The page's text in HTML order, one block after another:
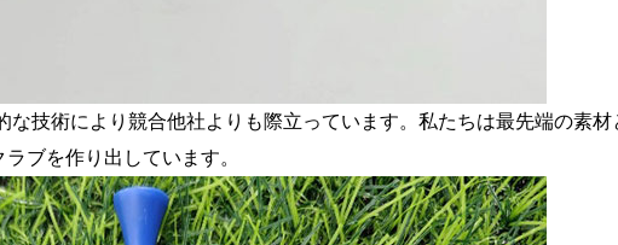
な技術により競合他社よりも際立っています。私たちは最先端の素
ブを作り出しています。